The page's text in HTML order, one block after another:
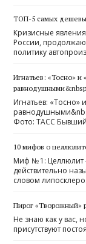
ТОП-5 самых
Кризисные
России,
политику
Игнатьев: «Тосно» и
равнодушными&nbsp
Игнатьев: «Тосно»
Фото: ТАСС
10 мифов о
Миф № 1: Целлюлит
действительно
словом
Пирог «Творожный»
Не знаю как у вас,
присутствуют